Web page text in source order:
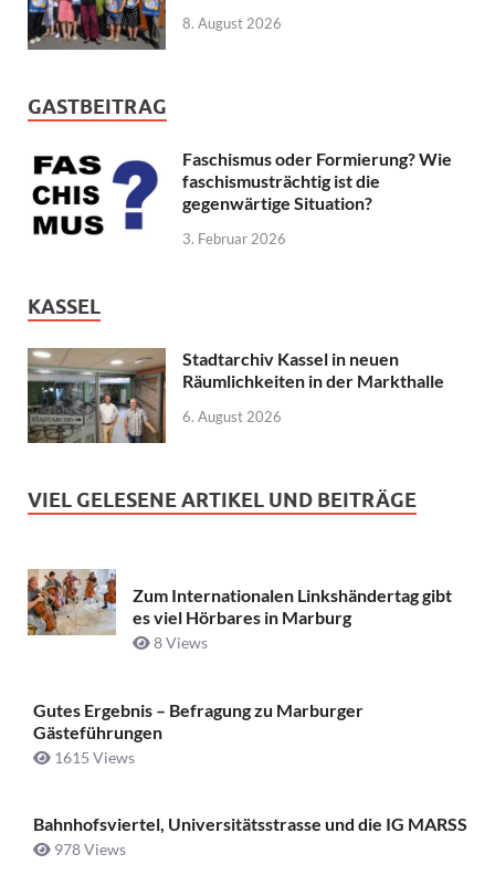
8. August 2026
GASTBEITRAG
Faschismus oder Formierung? Wie
faschismusträchtig ist die
gegenwärtige Situation?
3. Februar 2026
KASSEL
Stadtarchiv Kassel in neuen
Räumlichkeiten in der Markthalle
6. August 2026
VIEL GELESENE ARTIKEL UND BEITRÄGE
Zum Internationalen Linkshändertag gibt
es viel Hörbares in Marburg
8 Views
Gutes Ergebnis – Befragung zu Marburger
Gästeführungen
1615 Views
Bahnhofsviertel, Universitätsstrasse und die IG MARSS
978 Views